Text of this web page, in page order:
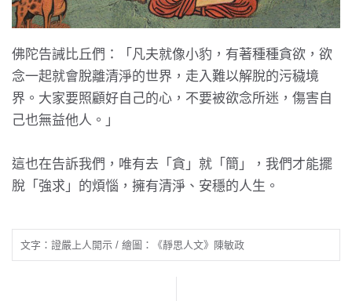
佛陀告誡比丘們：「凡夫就像小豹，有著種種貪欲，欲
念一起就會脫離清淨的世界，走入難以解脫的污穢境
界。大家要照顧好自己的心，不要被欲念所迷，傷害自
己也無益他人。」
這也在告訴我們，唯有去「貪」就「簡」，我們才能擺
脫「強求」的煩惱，擁有清淨、安穩的人生。
文字：證嚴上人開示 / 繪圖：《靜思人文》陳敏政